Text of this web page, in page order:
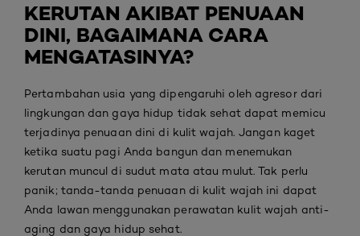
KERUTAN AKIBAT PENUAAN
DINI, BAGAIMANA CARA
MENGATASINYA?
Pertambahan usia yang dipengaruhi oleh agresor dari
lingkungan dan gaya hidup tidak sehat dapat memicu
terjadinya penuaan dini di kulit wajah. Jangan kaget
ketika suatu pagi Anda bangun dan menemukan
kerutan muncul di sudut mata atau mulut. Tak perlu
panik; tanda-tanda penuaan di kulit wajah ini dapat
Anda lawan menggunakan perawatan kulit wajah anti-
aging dan gaya hidup sehat.